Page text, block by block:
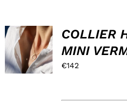
HOP,
DANS
MON
PANIER !
/
DÉTAILS
COLLIER
MINI
€142